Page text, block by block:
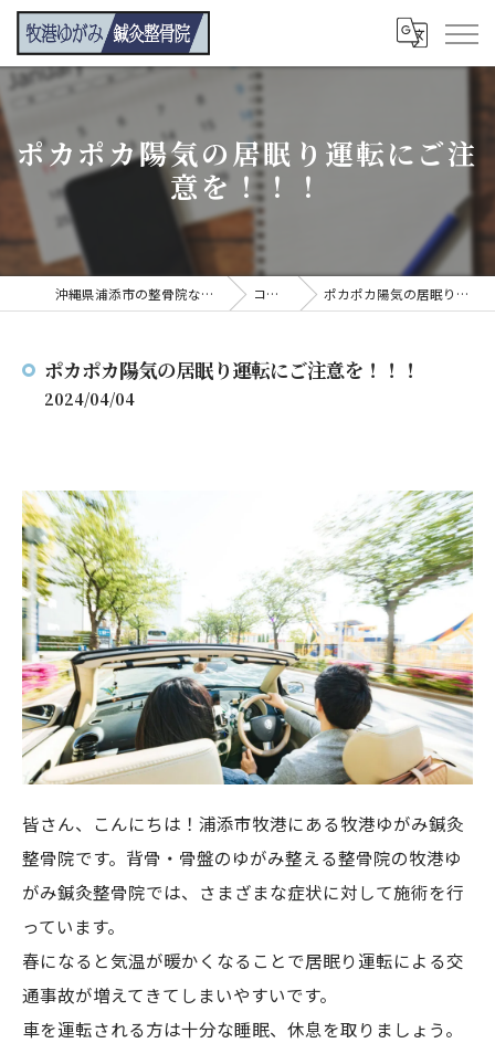
ポカポカ陽気の居眠り運転にご注
意を！！！
沖縄県浦添市の整骨院なら牧港ゆがみ鍼灸整骨院 コンテンツ ポカポカ陽気の居眠り運転にご注意を！！！
ポカポカ陽気の居眠り運転にご注意を！！！
2024/04/04
皆さん、こんにちは！浦添市牧港にある牧港ゆがみ鍼灸
整骨院です。背骨・骨盤のゆがみ整える整骨院の牧港ゆ
がみ鍼灸整骨院では、さまざまな症状に対して施術を行
っています。
春になると気温が暖かくなることで居眠り運転による交
通事故が増えてきてしまいやすいです。
車を運転される方は十分な睡眠、休息を取りましょう。